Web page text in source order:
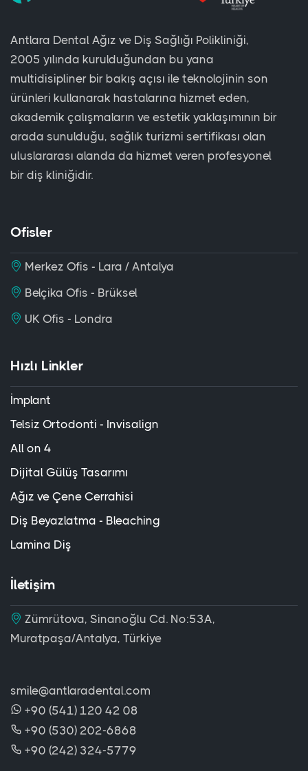
Antlara Dental Ağız ve Diş Sağlığı Polikliniği,
2005 yılında kurulduğundan bu yana
multidisipliner bir bakış açısı ile teknolojinin son
ürünleri kullanarak hastalarına hizmet eden,
akademik çalışmaların ve estetik yaklaşımının bir
arada sunulduğu, sağlık turizmi sertifikası olan
uluslararası alanda da hizmet veren profesyonel
bir diş kliniğidir.
Ofisler
Merkez Ofis - Lara / Antalya
Belçika Ofis - Brüksel
UK Ofis - Londra
Hızlı Linkler
İmplant
Telsiz Ortodonti - Invisalign
All on 4
Dijital Gülüş Tasarımı
Ağız ve Çene Cerrahisi
Diş Beyazlatma - Bleaching
Lamina Diş
İletişim
Zümrütova, Sinanoğlu Cd. No:53A,
Muratpaşa/Antalya, Türkiye
smile@antlaradental.com
+90 (541) 120 42 08
+90 (530) 202-6868
+90 (242) 324-5779